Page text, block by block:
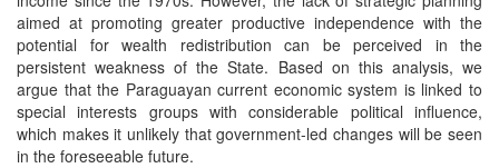
aimed at promoting greater productive independence with the
potential for wealth redistribution can be perceived in the
persistent weakness of the State. Based on this analysis, we
argue that the Paraguayan current economic system is linked to
special interests groups with considerable political influence,
which makes it unlikely that government-led changes will be seen
in the foreseeable future.